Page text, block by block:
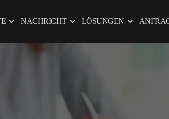
NACHRICHT LÖSUNGEN